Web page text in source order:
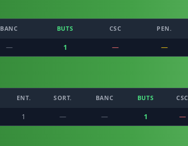
BANC BUTS CSC PEN.
— 1 — —
ENT. SORT. BANC BUTS CSC
1 — — 1 —